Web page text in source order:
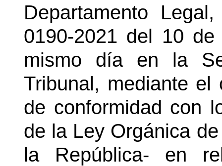
Departamento
0190-2021 del 10
mismo día en la
Tribunal, mediante
de conformidad con
de la Ley Orgánica
la República- en